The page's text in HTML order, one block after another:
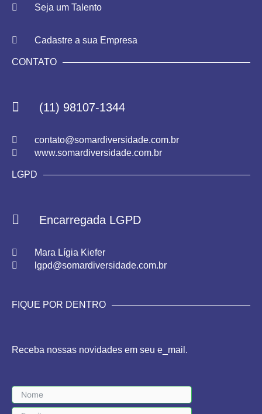
Seja um Talento
Cadastre a sua Empresa
CONTATO
(11) 98107-1344
contato@somardiversidade.com.br
www.somardiversidade.com.br
LGPD
Encarregada LGPD
Mara Lígia Kiefer
lgpd@somardiversidade.com.br
FIQUE POR DENTRO
Receba nossas novidades em seu e_mail.